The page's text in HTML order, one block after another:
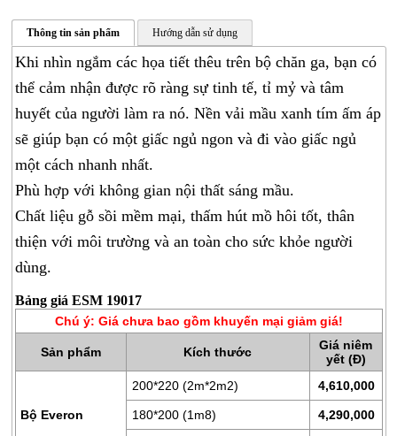
GA
GỐI
ĐỆM
BÔNG
ÉP
ĐỆM
LÒ
XO
RUỘT
GỐI
BÔNG
Thông tin sản phẩm Hướng dẫn sử dụng
Khi nhìn ngắm các họa tiết thêu trên bộ chăn ga, bạn có
thể cảm nhận được rõ ràng sự tinh tế, tỉ mỷ và tâm
huyết của người làm ra nó. Nền vải mầu xanh tím ấm áp
sẽ giúp bạn có một giấc ngủ ngon và đi vào giấc ngủ
một cách nhanh nhất.
Phù hợp với không gian nội thất sáng mầu.
Chất liệu gỗ sồi mềm mại, thấm hút mồ hôi tốt, thân
thiện với môi trường và an toàn cho sức khỏe người
dùng.
Bảng giá ESM 19017
Chú ý: Giá chưa bao gồm khuyến mại giảm giá!
Sản phẩm Kích thước
Giá niêm
yết (Đ)
Bộ Everon
200*220 (2m*2m2) 4,610,000
180*200 (1m8) 4,290,000